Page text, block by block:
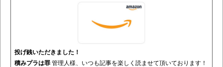
投げ銭いただきました！
積みプラは罪管理人様、いつも記事を楽しく読ませて頂いております！